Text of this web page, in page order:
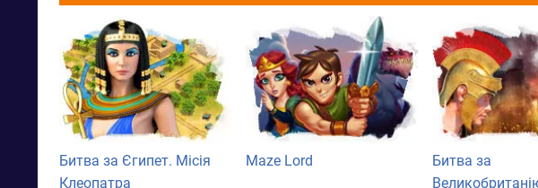
Битва за Єгипет. Місія
Клеопатра
Maze Lord
Битва за